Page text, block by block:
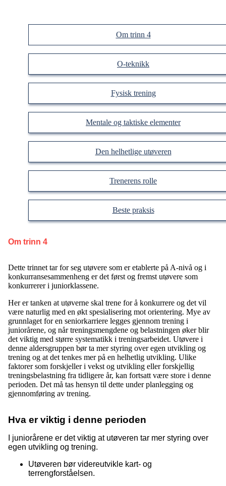
Om trinn 4
O-teknikk
Fysisk trening
Mentale og taktiske elementer
Den helhetlige utøveren
Trenerens rolle
Beste praksis
Om trinn 4
Dette trinnet tar for seg utøvere som er etablerte på A-nivå og i
konkurransesammenheng er det først og fremst utøvere som
konkurrerer i juniorklassene.
Her er tanken at utøverne skal trene for å konkurrere og det vil
være naturlig med en økt spesialisering mot orientering. Mye av
grunnlaget for en seniorkarriere legges gjennom trening i
juniorårene, og når treningsmengdene og belastningen øker blir
det viktig med større systematikk i treningsarbeidet. Utøvere i
denne aldersgruppen bør ta mer styring over egen utvikling og
trening og at det tenkes mer på en helhetlig utvikling. Ulike
faktorer som forskjeller i vekst og utvikling eller forskjellig
treningsbelastning fra tidligere år, kan fortsatt være store i denne
perioden. Det må tas hensyn til dette under planlegging og
gjennomføring av trening.
Hva er viktig i denne perioden
I juniorårene er det viktig at utøveren tar mer styring over
egen utvikling og trening.
Utøveren bør videreutvikle kart- og
terrengforståelsen.